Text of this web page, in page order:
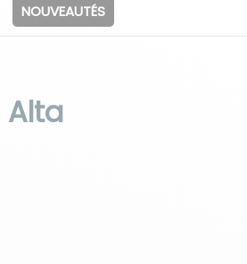
NOUVEAUTÉS
Alta